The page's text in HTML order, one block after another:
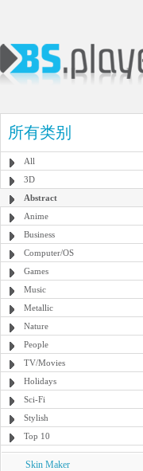
所有类别
All
3D
Abstract
Anime
Business
Computer/OS
Games
Music
Metallic
Nature
People
TV/Movies
Holidays
Sci-Fi
Stylish
Top 10
Skin Maker